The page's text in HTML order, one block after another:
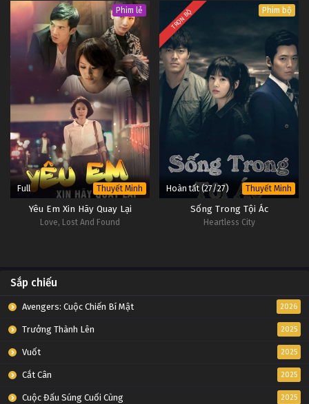
Phim lẻ
Full Thuyết Minh
Yêu Em Xin Hãy Quay Lại
Love, Lost And Found
TRỌN BỘ Phim bộ
Hoàn tất (27/27) Thuyết Minh
Sống Trong Tội Ác
Heartless City
Sắp chiếu
Avengers: Cuộc Chiến Bí Mật 2026
Trưởng Thành Lên 2025
Vuốt 2025
Cắt Cân 2025
Cuộc Đấu Súng Cuối Cùng 2025